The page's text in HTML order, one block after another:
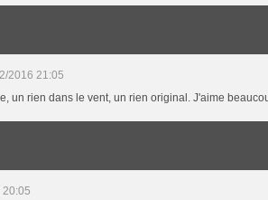
2016 21:05
un rien dans le vent, un rien original. J'aime
20:05